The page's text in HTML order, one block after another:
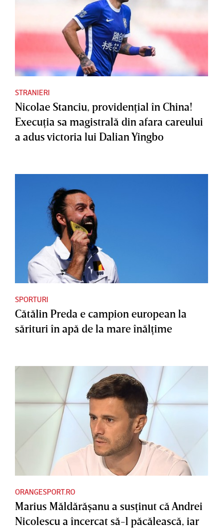
STRANIERI
Nicolae Stanciu, providenţial în China!
Execuţia sa magistrală din afara careului
a adus victoria lui Dalian Yingbo
SPORTURI
Cătălin Preda e campion european la
sărituri în apă de la mare înălţime
ORANGESPORT.RO
Marius Măldărăşanu a susţinut că Andrei
Nicolescu a încercat să-l păcălească, iar